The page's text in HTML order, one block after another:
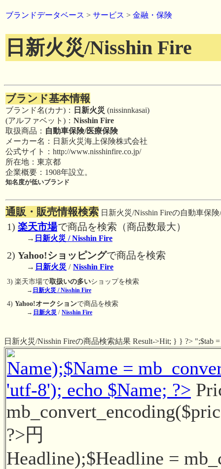
ブランドデータベース > サービス > 金融・保険
日新火災/Nisshin Fire
ブランド基本情報
ブランド名(カナ)： 日新火災 (nissinnkasai)
(アルファベット)： Nisshin Fire
取扱商品： 自動車保険/医療保険
メーカー名：日新火災海上保険株式会社
公式サイト：http://www.nisshinfire.co.jp/
所在地：東京都
企業概要：1908年設立。
知名度が低いブランド
通販・販売情報検索 日新火災/Nisshin Fireの自動車保
1) 楽天市場で商品を検索（商品数最大）
→ 日新火災 / Nisshin Fire
2) Yahoo!ショッピングで商品を検索
→ 日新火災 / Nisshin Fire
3) 楽天市場で取扱いの多いショップを検索
→ 日新火災 / Nisshin Fire
4) Yahoo!オークションで商品を検索
→ 日新火災 / Nisshin Fire
日新火災/Nisshin Fireの商品検索結果 Result->Hit; } } ?> ";$tab
Name);$Name =
'utf-8'); echo $Name; ?>
?>円
Headline);$Headline =